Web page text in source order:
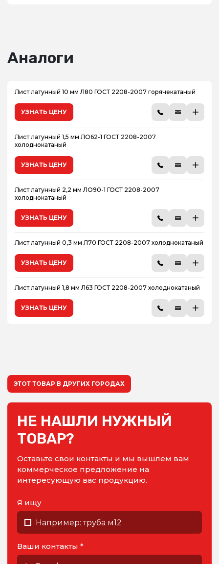
Аналоги
Лист латунный 10 мм Л80 ГОСТ 2208-2007 горячекатаный
УЗНАТЬ ЦЕНУ
Лист латунный 1,5 мм ЛО62-1 ГОСТ 2208-2007
холоднокатаный
УЗНАТЬ ЦЕНУ
Лист латунный 2,2 мм ЛО90-1 ГОСТ 2208-2007
холоднокатаный
УЗНАТЬ ЦЕНУ
Лист латунный 0,3 мм Л70 ГОСТ 2208-2007 холоднокатаный
УЗНАТЬ ЦЕНУ
Лист латунный 1,8 мм Л63 ГОСТ 2208-2007 холоднокатаный
УЗНАТЬ ЦЕНУ
ЭТОТ ТОВАР В ДРУГИХ ГОРОДАХ
НЕ НАШЛИ НУЖНЫЙ
ТОВАР?
Оставьте свои контакты и мы вышлем вам
коммерческое предложение на
интересующую вас продукцию.
Я ищу
Ваши контакты *